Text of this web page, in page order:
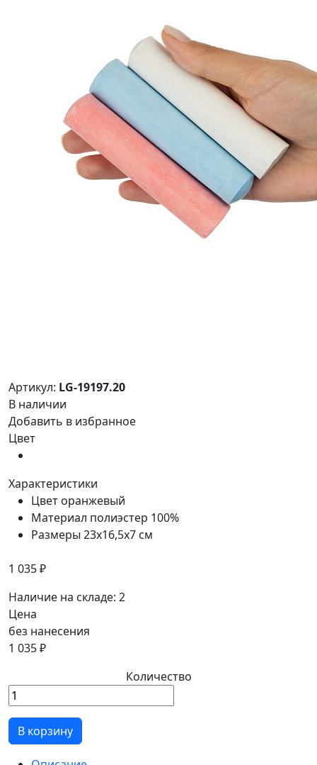
Артикул: LG-19197.20
В наличии
Добавить в избранное
Цвет
Характеристики
Цвет оранжевый
Материал полиэстер 100%
Размеры 23x16,5x7 см
1 035 ₽
Наличие на складе: 2
Цена
без нанесения
1 035 ₽
Количество
В корзину